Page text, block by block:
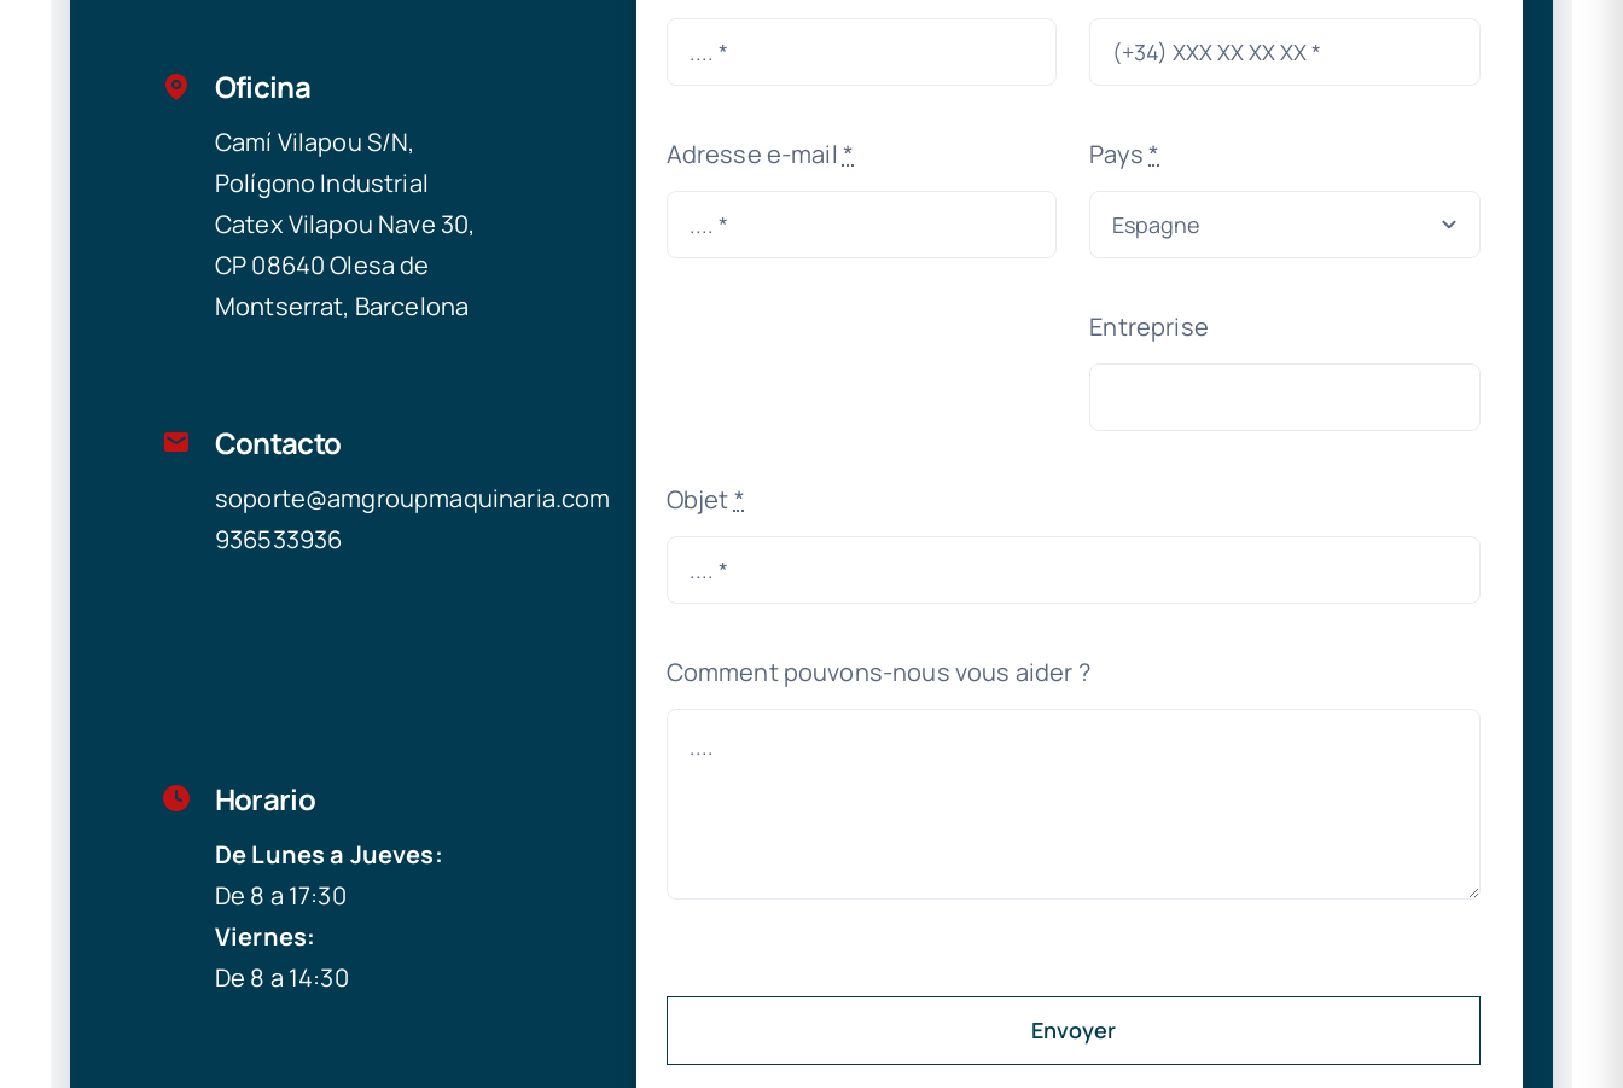
Oficina
Camí Vilapou S/N,
Polígono Industrial
Catex Vilapou Nave 30,
CP 08640 Olesa de
Montserrat, Barcelona
Contacto
soporte@amgroupmaquinaria.com
936533936
Horario
De Lunes a Jueves:
De 8 a 17:30
Viernes:
De 8 a 14:30
Adresse e-mail * Pays*
Entreprise
Objet*
Comment pouvons-nous vous aider ?
Envoyer